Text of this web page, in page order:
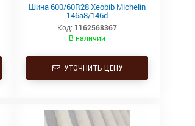
Шина 600/60R28 Xeobib Michelin
146a8/146d
Код: 1162568367
В наличии
УТОЧНИТЬ ЦЕНУ